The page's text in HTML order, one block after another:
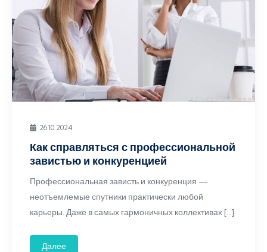
26.10.2024
Как справляться с профессиональной
завистью и конкуренцией
Профессиональная зависть и конкуренция —
неотъемлемые спутники практически любой
карьеры. Даже в самых гармоничных коллективах […]
Далее